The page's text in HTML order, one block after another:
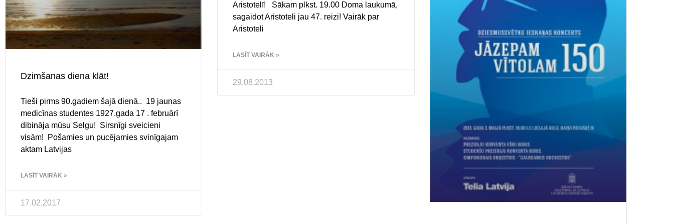
Dzimšanas diena klāt!
Tieši pirms 90.gadiem šajā dienā.. 19 jaunas
medicīnas studentes 1927.gada 17 . februārī
dibināja mūsu Selgu! Sirsnīgi sveicieni
visām! Pošamies un pucējamies svinīgajam
aktam Latvijas
LASĪT VAIRĀK »
17.02.2017
Aristotelī! Sākam plkst. 19.00 Doma laukumā,
sagaidot Aristoteli jau 47. reizi! Vairāk par
Aristoteli
LASĪT VAIRĀK »
29.08.2013